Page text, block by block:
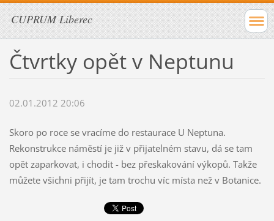
CUPRUM Liberec
Čtvrtky opět v Neptunu
02.01.2012 20:06
Skoro po roce se vracíme do restaurace U Neptuna.
Rekonstrukce náměstí je již v přijatelném stavu, dá se tam
opět zaparkovat, i chodit - bez přeskakování výkopů. Takže
můžete všichni přijít, je tam trochu víc místa než v Botanice.